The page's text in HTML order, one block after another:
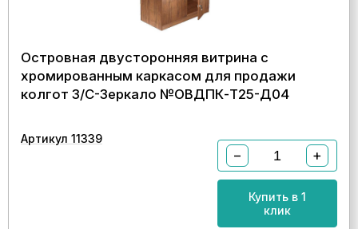
Островная двусторонняя витрина с
хромированным каркасом для продажи
колгот З/C-Зеркало №ОВДПК-Т25-Д04
Артикул 11339
− +
Купить в 1
клик